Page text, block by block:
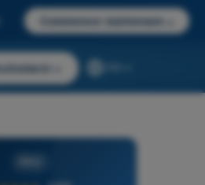
Commencer maintenant